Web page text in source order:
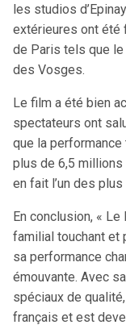
les studios
extérieures ont été
de Paris tels que
des Vosges.
Le film a été bien
spectateurs ont
que la performance
plus de 6,5 millions
en fait l’un des
En conclusion, «
familial touchant et
sa performance
émouvante. Avec
spéciaux de
français et est